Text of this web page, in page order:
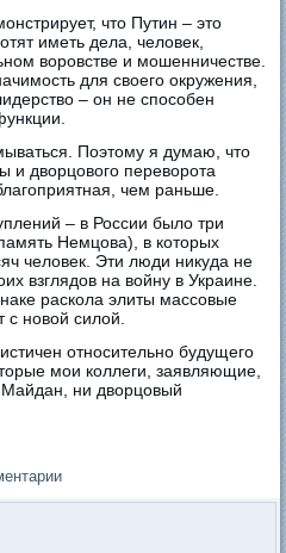
что Путин – это
иметь дела, человек,
воровстве и мошенничестве.
для своего окружения,
– он не способен
Поэтому я думаю, что
и дворцового переворота
чем раньше.
– в России было три
Немцова), в которых
человек. Эти люди никуда не
взглядов на войну в Украине.
раскола элиты массовые
с новой силой.
относительно будущего
мои коллеги, заявляющие,
ни дворцовый